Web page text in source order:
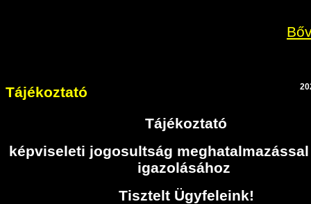
Tájékoztató
Tájékoztató
képviseleti jogosultság
igazolásához
Tisztelt Ügyfeleink!